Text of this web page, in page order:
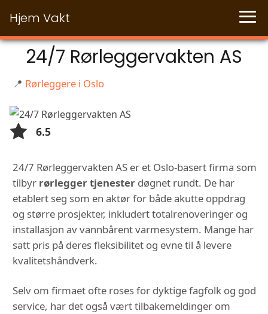
Hjem Vakt
24/7 Rørleggervakten AS
📍 Rørleggere i Oslo
6.5
24/7 Rørleggervakten AS er et Oslo-basert firma som
tilbyr rørlegger tjenester døgnet rundt. De har
etablert seg som en aktør for både akutte oppdrag
og større prosjekter, inkludert totalrenoveringer og
installasjon av vannbårent varmesystem. Mange har
satt pris på deres fleksibilitet og evne til å levere
kvalitetshåndverk.
Selv om firmaet ofte roses for dyktige fagfolk og god
service, har det også vært tilbakemeldinger om